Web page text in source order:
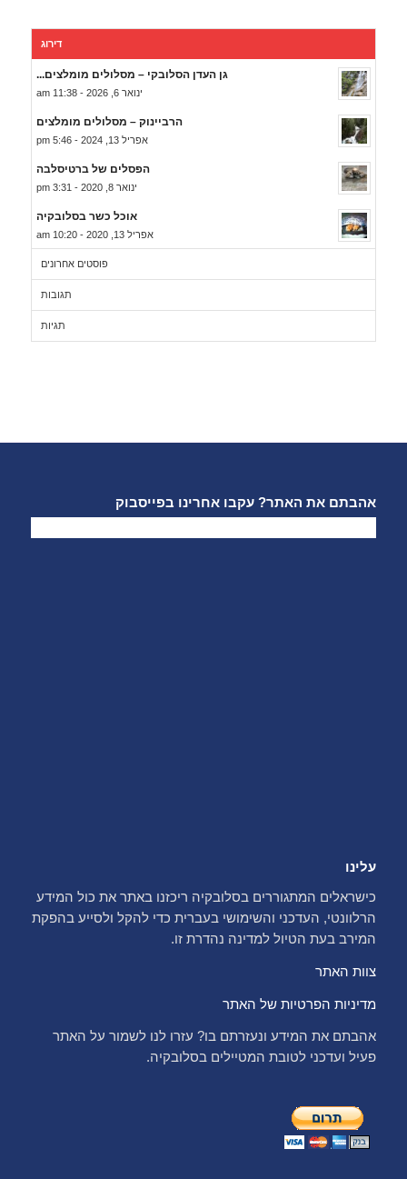
דירוג
גן העדן הסלובקי – מסלולים מומלצים...
ינואר 6, 2026 - 11:38 am
הרביינוק – מסלולים מומלצים
אפריל 13, 2024 - 5:46 pm
הפסלים של ברטיסלבה
ינואר 8, 2020 - 3:31 pm
אוכל כשר בסלובקיה
אפריל 13, 2020 - 10:20 am
פוסטים אחרונים
תגובות
תגיות
אהבתם את האתר? עקבו אחרינו בפייסבוק
עלינו
כישראלים המתגוררים בסלובקיה ריכזנו באתר את כול המידע
הרלוונטי, העדכני והשימושי בעברית כדי להקל ולסייע בהפקת
המירב בעת הטיול למדינה נהדרת זו.
צוות האתר
מדיניות הפרטיות של האתר
אהבתם את המידע ונעזרתם בו? עזרו לנו לשמור על האתר
פעיל ועדכני לטובת המטיילים בסלובקיה.